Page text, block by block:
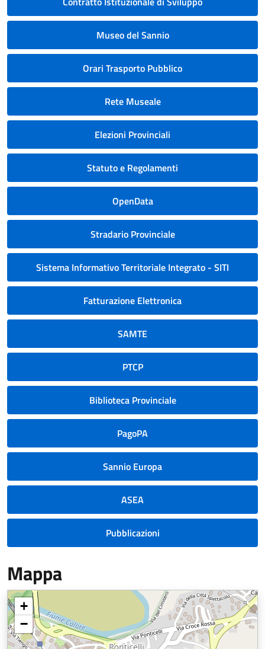
Museo del Sannio
Orari Trasporto Pubblico
Rete Museale
Elezioni Provinciali
Statuto e Regolamenti
OpenData
Stradario Provinciale
Sistema Informativo Territoriale Integrato - SITI
Fatturazione Elettronica
SAMTE
PTCP
Biblioteca Provinciale
PagoPA
Sannio Europa
ASEA
Pubblicazioni
Mappa
+
−